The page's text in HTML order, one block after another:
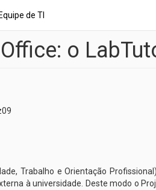
Equipe de TI
o
Trabalho e Orientação
à universidade. Deste modo o